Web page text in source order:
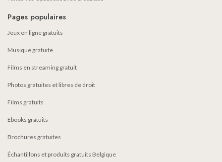
Pages populaires
Jeux en ligne gratuits
Musique gratuite
Films en streaming gratuit
Photos gratuites et libres de droit
Films gratuits
Ebooks gratuits
Brochures gratuites
Échantillons et produits gratuits Belgique